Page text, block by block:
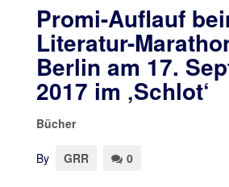
Promi-Auflauf
Literatur-
Berlin am 17.
2017 im ‚Schlot‘
Bücher
By GRR 0